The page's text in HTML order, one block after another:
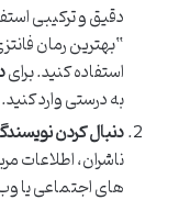
دقیق و ترکیبی
“بهترین رمان
استفاده کنید. برای
به درستی وارد کنید.
دنبال کردن
ناشران، اطلاعات
های اجتماعی یا